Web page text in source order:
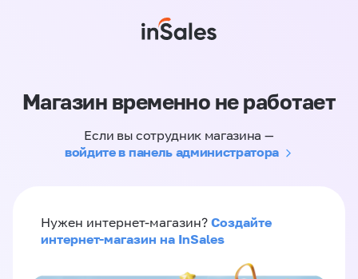
Магазин временно не работает
Если вы сотрудник магазина —
войдите в панель администратора
Нужен интернет-магазин? Создайте
интернет-магазин на InSales